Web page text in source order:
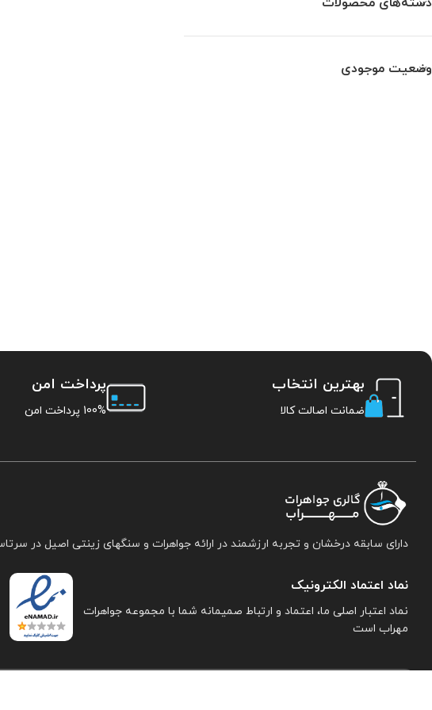
وضعیت موجودی
بهترین انتخاب
ضمانت اصالت کالا
پرداخت امن
100% پرداخت امن
دارای سابقه درخشان و تجربه ارزشمند در ارائه جواهرات و سنگهای زینتی اصیل در
نماد اعتماد الکترونیک
نماد اعتبار اصلی ما، اعتماد و ارتباط صمیمانه شما با مجموعه جواهرات
مهراب است